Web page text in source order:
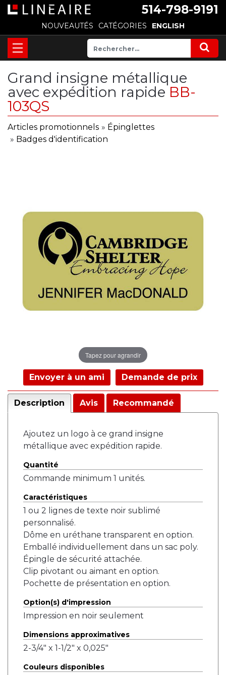
514-798-9191
NOUVEAUTÉS CATÉGORIES ENGLISH
Grand insigne métallique
avec expédition rapide BB-
103QS
Articles promotionnels » Épinglettes
» Badges d'identification
Tapez pour agrandir
Envoyer à un ami Demande de prix
Description Avis Recommandé
Ajoutez un logo à ce grand insigne
métallique avec expédition rapide.
Quantité
Commande minimum 1 unités.
Caractéristiques
1 ou 2 lignes de texte noir sublimé
personnalisé.
Dôme en uréthane transparent en option.
Emballé individuellement dans un sac poly.
Épingle de sécurité attachée.
Clip pivotant ou aimant en option.
Pochette de présentation en option.
Option(s) d'impression
Impression en noir seulement
Dimensions approximatives
2-3/4" x 1-1/2" x 0,025"
Couleurs disponibles